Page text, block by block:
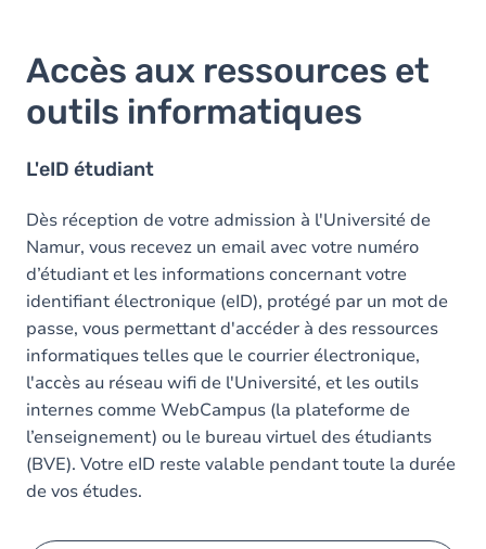
Accès aux ressources et
outils informatiques
L'eID étudiant
Dès réception de votre admission à l'Université de
Namur, vous recevez un email avec votre numéro
d’étudiant et les informations concernant votre
identifiant électronique (eID), protégé par un mot de
passe, vous permettant d'accéder à des ressources
informatiques telles que le courrier électronique,
l'accès au réseau wifi de l'Université, et les outils
internes comme WebCampus (la plateforme de
l’enseignement) ou le bureau virtuel des étudiants
(BVE). Votre eID reste valable pendant toute la durée
de vos études.